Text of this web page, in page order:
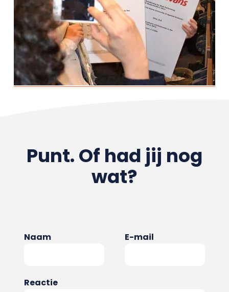
Punt. Of had jij nog
wat?
Naam E-mail
Reactie